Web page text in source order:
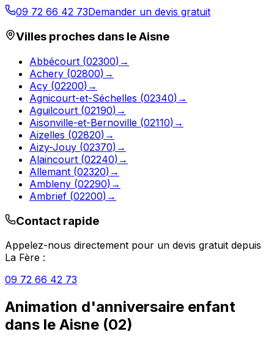
09 72 66 42 73Demander un devis gratuit
Villes proches dans leAisne
Abbécourt (02300) →
Achery (02800) →
Acy (02200) →
Agnicourt-et-Séchelles (02340) →
Aguilcourt (02190) →
Aisonville-et-Bernoville (02110) →
Aizelles (02820) →
Aizy-Jouy (02370) →
Alaincourt (02240) →
Allemant (02320) →
Ambleny (02290) →
Ambrief (02200) →
Contact rapide
Appelez-nous directement pour un devis gratuit depuis
La Fère :
09 72 66 42 73
Animation d'anniversaire enfant
dans le Aisne (02)